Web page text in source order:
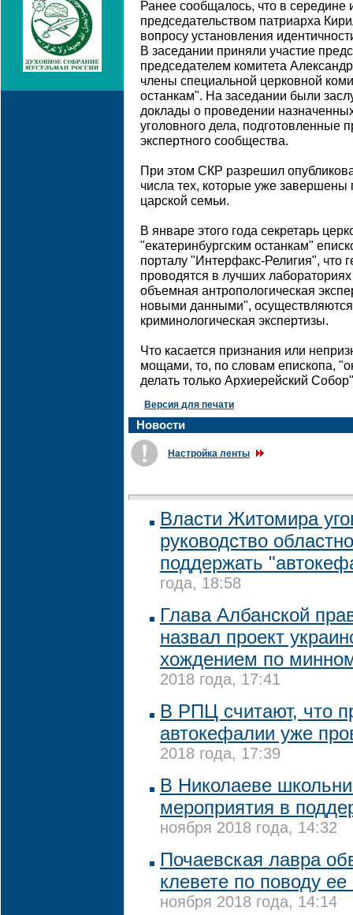
Ранее сообщалось, что в
председательством патриарха
вопросу установления
В заседании приняли участие
председателем комитета
члены специальной церковной
останкам". На заседании были
доклады о проведении
уголовного дела, подготовленные
экспертного сообщества.
При этом СКР разрешил
числа тех, которые уже завершены
царской семьи.
В январе этого года секретарь
"екатеринбургским останкам"
порталу "Интерфакс-Религия", что
проводятся в лучших
объемная антропологическая
новыми данными", осуществляются
криминологическая экспертизы.
Что касается признания или
мощами, то, по словам епископа,
делать только Архиерейский
Версия для печати
Новости
Настройка ленты
Власти Житомира
руководство
поддержать
года, 18:58
Глава Албанской
назвал проект
хождением по
2018 года, 17:41
В РПЦ считают, что
автокефалии уже
2018 года, 17:39
В Николаеве
мероприятия в
ноября 2018 года, 14:32
Почаевская лавра
клевете по поводу
ноября 2018 года, 14:14